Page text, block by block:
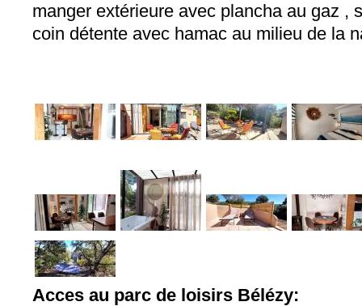
manger extérieure avec plancha au gaz ,
coin détente avec hamac au milieu de la
Acces au parc de loisirs Bélézy: